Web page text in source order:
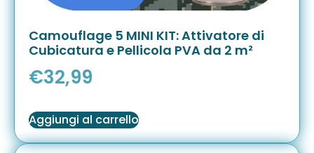
Camouflage 5 MINI KIT: Attivatore di
Cubicatura e Pellicola PVA da 2 m²
€32,99
Aggiungi al carrello